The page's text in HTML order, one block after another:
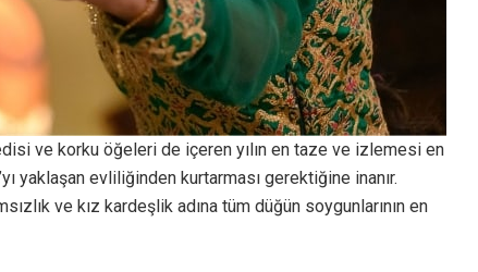
ve korku öğeleri de içeren yılın en taze ve izlemesi en
yaklaşan evliliğinden kurtarması gerektiğine inanır.
ve kız kardeşlik adına tüm düğün soygunlarının en